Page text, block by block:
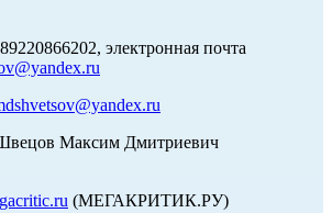
электронная почта
Максим Дмитриевич
(МЕГАКРИТИК.РУ)